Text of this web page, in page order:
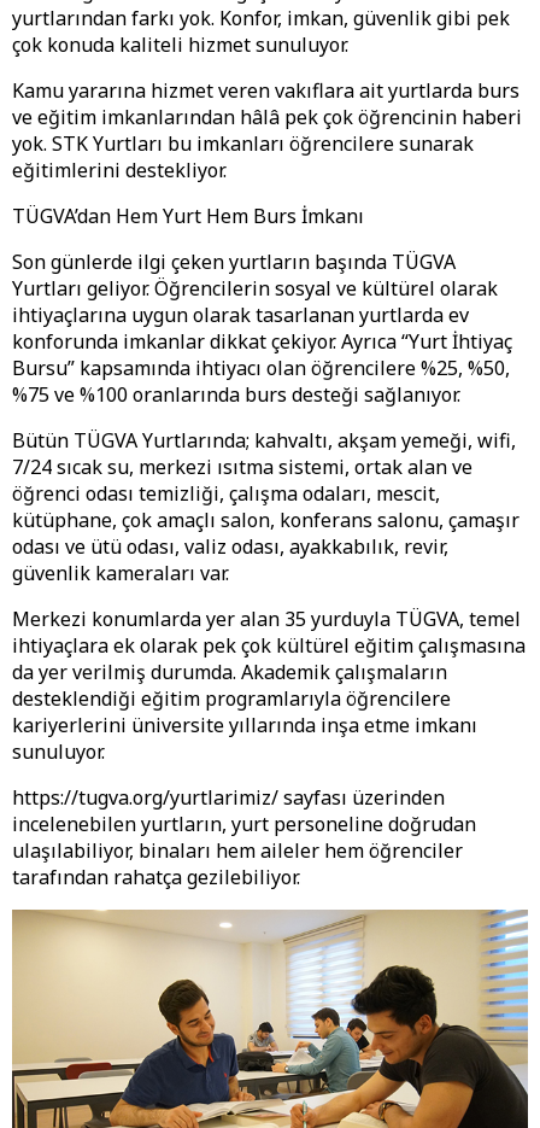
yurtlarından farkı yok. Konfor, imkan, güvenlik gibi pek
çok konuda kaliteli hizmet sunuluyor.
Kamu yararına hizmet veren vakıflara ait yurtlarda burs
ve eğitim imkanlarından hâlâ pek çok öğrencinin haberi
yok. STK Yurtları bu imkanları öğrencilere sunarak
eğitimlerini destekliyor.
TÜGVA’dan Hem Yurt Hem Burs İmkanı
Son günlerde ilgi çeken yurtların başında TÜGVA
Yurtları geliyor. Öğrencilerin sosyal ve kültürel olarak
ihtiyaçlarına uygun olarak tasarlanan yurtlarda ev
konforunda imkanlar dikkat çekiyor. Ayrıca “Yurt İhtiyaç
Bursu” kapsamında ihtiyacı olan öğrencilere %25, %50,
%75 ve %100 oranlarında burs desteği sağlanıyor.
Bütün TÜGVA Yurtlarında; kahvaltı, akşam yemeği, wifi,
7/24 sıcak su, merkezi ısıtma sistemi, ortak alan ve
öğrenci odası temizliği, çalışma odaları, mescit,
kütüphane, çok amaçlı salon, konferans salonu, çamaşır
odası ve ütü odası, valiz odası, ayakkabılık, revir,
güvenlik kameraları var.
Merkezi konumlarda yer alan 35 yurduyla TÜGVA, temel
ihtiyaçlara ek olarak pek çok kültürel eğitim çalışmasına
da yer verilmiş durumda. Akademik çalışmaların
desteklendiği eğitim programlarıyla öğrencilere
kariyerlerini üniversite yıllarında inşa etme imkanı
sunuluyor.
https://tugva.org/yurtlarimiz/ sayfası üzerinden
incelenebilen yurtların, yurt personeline doğrudan
ulaşılabiliyor, binaları hem aileler hem öğrenciler
tarafından rahatça gezilebiliyor.